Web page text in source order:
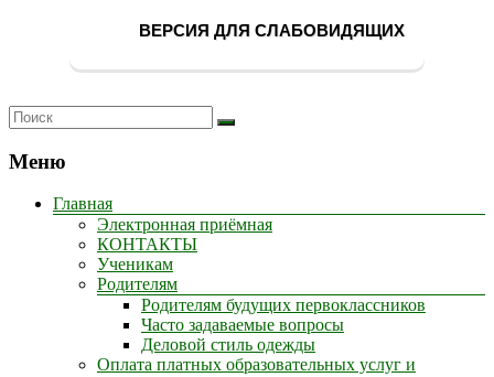
ВЕРСИЯ ДЛЯ СЛАБОВИДЯЩИХ
Меню
Главная
Электронная приёмная
КОНТАКТЫ
Ученикам
Родителям
Родителям будущих первоклассников
Часто задаваемые вопросы
Деловой стиль одежды
Оплата платных образовательных услуг и